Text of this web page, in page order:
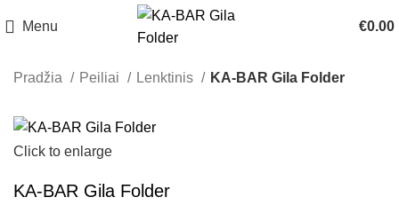
Menu €0.00
Pradžia Peiliai Lenktinis KA-BAR Gila Folder
Click to enlarge
KA-BAR Gila Folder